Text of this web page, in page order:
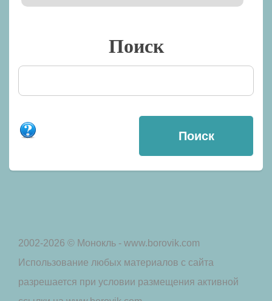
Поиск
2002-2026 © Монокль - www.borovik.com
Использование любых материалов с сайта
разрешается при условии размещения активной